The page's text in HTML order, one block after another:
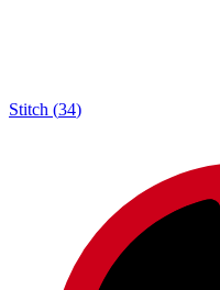
Stitch (34)